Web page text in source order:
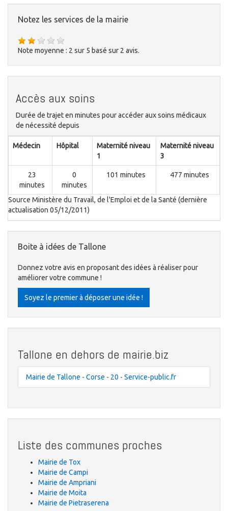
Notez les services de la mairie
Note moyenne : 2 sur 5 basé sur 2 avis.
Accès aux soins
Durée de trajet en minutes pour accéder aux soins médicaux
de nécessité depuis
Médecin Hôpital
Maternité niveau
1
Maternité niveau
3
23
minutes
0
minutes
101 minutes 477 minutes
Source Ministère du Travail, de l'Emploi et de la Santé (dernière
actualisation 05/12/2011)
Boite à idées de Tallone
Donnez votre avis en proposant des idées à réaliser pour
améliorer votre commune !
Soyez le premier à déposer une idée !
Tallone en dehors de mairie.biz
Mairie de Tallone - Corse - 20 - Service-public.fr
Liste des communes proches
Mairie de Tox
Mairie de Campi
Mairie de Ampriani
Mairie de Moita
Mairie de Pietraserena